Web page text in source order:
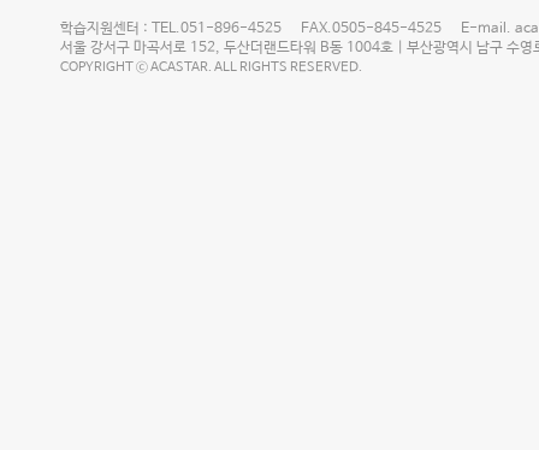
학습지원센터 : TEL.051-896-4525 FAX.0505-845-4525 E-mail.
서울 강서구 마곡서로 152, 두산더랜드타워 B동 1004호 | 부산광역시 남구
COPYRIGHT ⓒ ACASTAR. ALL RIGHTS RESERVED.